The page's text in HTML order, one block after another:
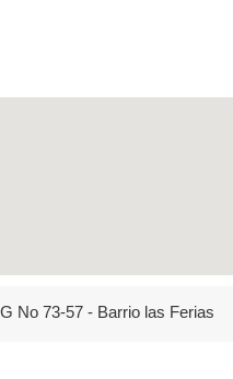
No 73-57 - Barrio las Ferias